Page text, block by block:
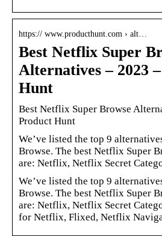
https:// www.producthunt.com › alt…
Best Netflix Super
Alternatives – 2023
Hunt
Best Netflix Super Browse
Product Hunt
We’ve listed the top 9
Browse. The best Netflix Super
are: Netflix, Netflix Secret
We’ve listed the top 9
Browse. The best Netflix Super
are: Netflix, Netflix Secret
for Netflix, Flixed, Netflix